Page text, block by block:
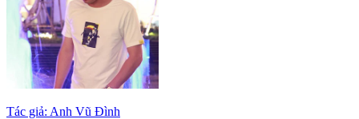
Tác giả: Anh Vũ Đình